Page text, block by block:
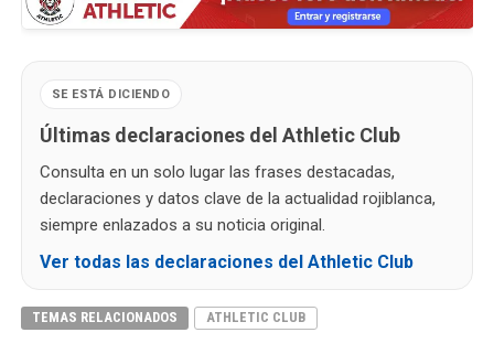
SE ESTÁ DICIENDO
Últimas declaraciones del Athletic Club
Consulta en un solo lugar las frases destacadas,
declaraciones y datos clave de la actualidad rojiblanca,
siempre enlazados a su noticia original.
Ver todas las declaraciones del Athletic Club
TEMAS RELACIONADOS ATHLETIC CLUB